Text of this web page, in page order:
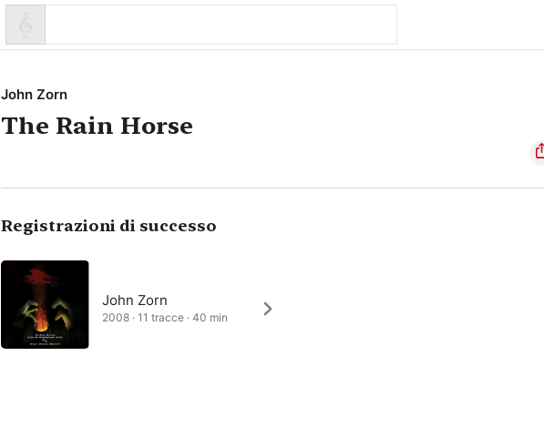
John Zorn
The Rain Horse
Registrazioni di successo
John Zorn
2008 · 11 tracce · 40 min